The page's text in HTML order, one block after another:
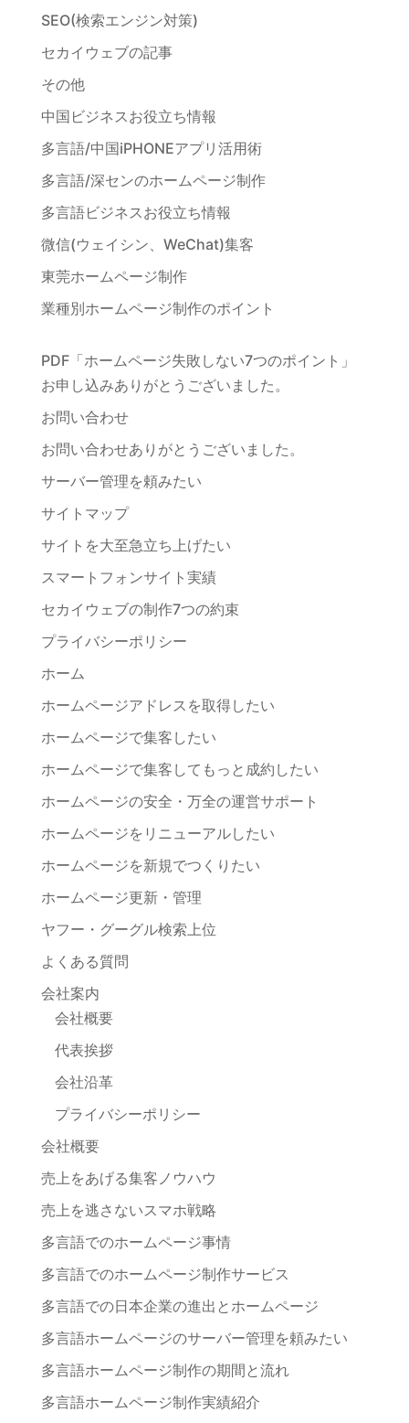
SEO(検索エンジン対策)
セカイウェブの記事
その他
中国ビジネスお役立ち情報
多言語/中国iPHONEアプリ活用術
多言語/深センのホームページ制作
多言語ビジネスお役立ち情報
微信(ウェイシン、WeChat)集客
東莞ホームページ制作
業種別ホームページ制作のポイント
PDF「ホームページ失敗しない7つのポイント」
お申し込みありがとうございました。
お問い合わせ
お問い合わせありがとうございました。
サーバー管理を頼みたい
サイトマップ
サイトを大至急立ち上げたい
スマートフォンサイト実績
セカイウェブの制作7つの約束
プライバシーポリシー
ホーム
ホームページアドレスを取得したい
ホームページで集客したい
ホームページで集客してもっと成約したい
ホームページの安全・万全の運営サポート
ホームページをリニューアルしたい
ホームページを新規でつくりたい
ホームページ更新・管理
ヤフー・グーグル検索上位
よくある質問
会社案内
会社概要
代表挨拶
会社沿革
プライバシーポリシー
会社概要
売上をあげる集客ノウハウ
売上を逃さないスマホ戦略
多言語でのホームページ事情
多言語でのホームページ制作サービス
多言語での日本企業の進出とホームページ
多言語ホームページのサーバー管理を頼みたい
多言語ホームページ制作の期間と流れ
多言語ホームページ制作実績紹介